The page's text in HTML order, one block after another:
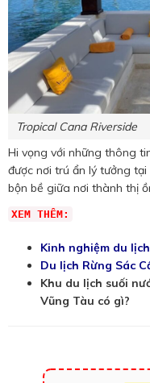
Tropical Cana Riverside
Hi vọng với những thông
được nơi trú ẩn lý tưởng tại
bộn bề giữa nơi thành thị
XEM THÊM:
Kinh nghiệm du
Du lịch Rừng Sác
Khu du lịch suối
Vũng Tàu có gì?